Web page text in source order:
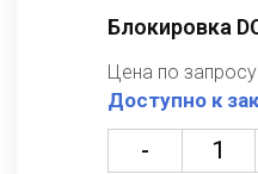
Блокировка
Цена по запросу
Доступно к
-